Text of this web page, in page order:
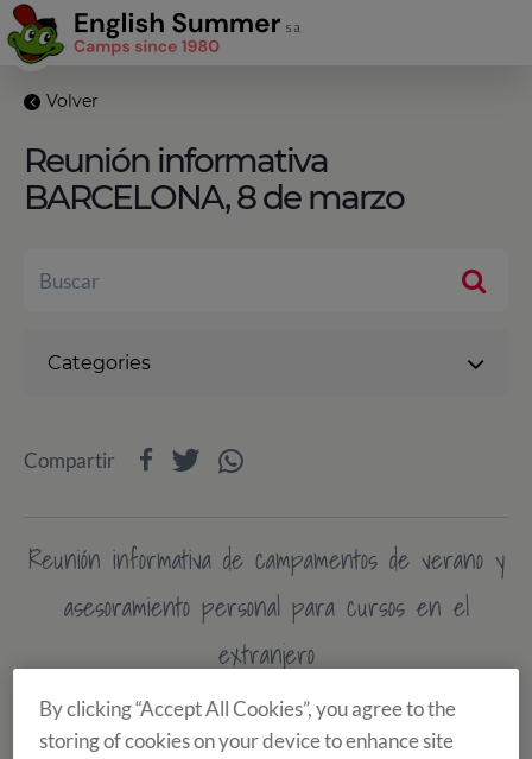
Volver
Reunión informativa
BARCELONA, 8 de marzo
Reunión informativa de campamentos de verano y
asesoramiento personal para cursos en el
extranjero
- BARCELONA, 8 de marzo -
Categories
Compartir
By clicking “Accept All Cookies”, you agree to the
storing of cookies on your device to enhance site